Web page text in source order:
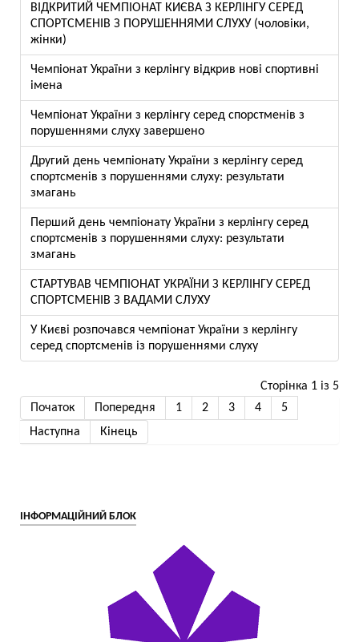
ВІДКРИТИЙ ЧЕМПІОНАТ КИЄВА З КЕРЛІНГУ СЕРЕД
СПОРТСМЕНІВ З ПОРУШЕННЯМИ СЛУХУ (чоловіки,
жінки)
Чемпіонат України з керлінгу відкрив нові спортивні
імена
Чемпіонат України з керлінгу серед спорстменів з
порушеннями слуху завершено
Другий день чемпіонату України з керлінгу серед
спортсменів з порушеннями слуху: результати
змагань
Перший день чемпіонату України з керлінгу серед
спортсменів з порушеннями слуху: результати
змагань
СТАРТУВАВ ЧЕМПІОНАТ УКРАЇНИ З КЕРЛІНГУ СЕРЕД
СПОРТСМЕНІВ З ВАДАМИ СЛУХУ
У Києві розпочався чемпіонат України з керлінгу
серед спортсменів із порушеннями слуху
Сторінка 1 із 5
Початок
Попередня 1 2 3 4
5
Наступна
Кінець
ІНФОРМАЦІЙНИЙ БЛОК